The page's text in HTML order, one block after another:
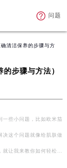
问题
清洁保养的步骤与方
步骤与方法）
一些小问题，比如欧米茄
决这个问题就像给肌肤做
让我来教你如何轻松应